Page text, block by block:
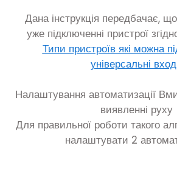
Дана інструкція передбачає,
уже підключенні пристрої
Типи пристроїв які можна
універсальні
Налаштування автоматизації
виявленні руху
Для правильної роботи такого
налаштувати 2